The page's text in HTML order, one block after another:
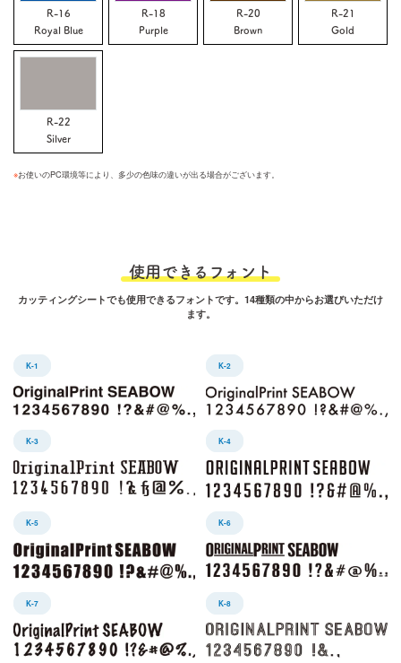
R-16
Royal Blue
R-18
Purple
R-20
Brown
R-21
Gold
R-22
Silver
※お使いのPC環境等により、多少の色味の違いが出る場合がございます。
使用できるフォント
カッティングシートでも使用できるフォントです。14種類の中からお選びいただけ
ます。
K-1 K-2
K-3 K-4
K-5 K-6
K-7 K-8